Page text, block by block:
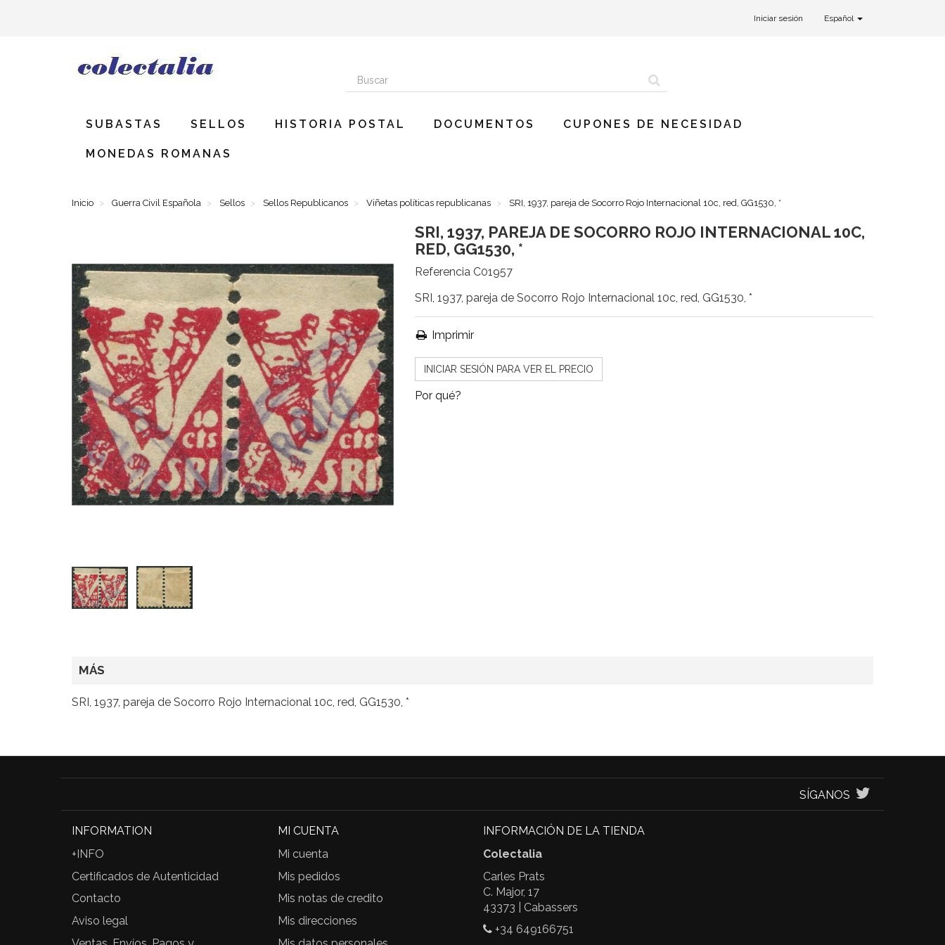
Iniciar sesión Español
SUBASTAS SELLOS HISTORIA POSTAL DOCUMENTOS CUPONES DE NECESIDAD
MONEDAS ROMANAS
Inicio Guerra Civil Española Sellos Sellos Republicanos Viñetas políticas republicanas SRI, 1937, pareja de Socorro Rojo Internacional 10c, red, GG1530, *
SRI, 1937, PAREJA DE SOCORRO ROJO INTERNACIONAL 10C,
RED, GG1530, *
Referencia C01957
SRI, 1937, pareja de Socorro Rojo Internacional 10c, red, GG1530, *
Imprimir
INICIAR SESIÓN PARA VER EL PRECIO
Por qué?
MÁS
SRI, 1937, pareja de Socorro Rojo Internacional 10c, red, GG1530, *
SÍGANOS
INFORMATION
+INFO
Certificados de Autenticidad
Contacto
Aviso legal
MI CUENTA
Mi cuenta
Mis pedidos
Mis notas de credito
Mis direcciones
INFORMACIÓN DE LA TIENDA
Colectalia
Carles Prats
C. Major, 17
43373 | Cabassers
+34 649166751